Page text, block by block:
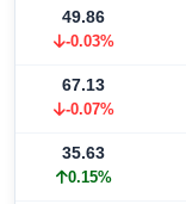
49.86
-0.03%
67.13
-0.07%
35.63
0.15%